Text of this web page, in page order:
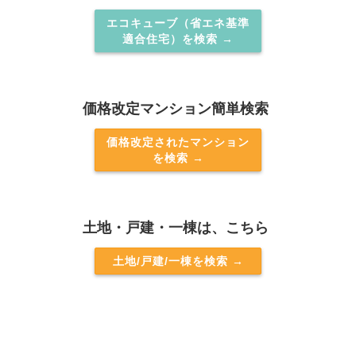
エコキューブ（省エネ基準
適合住宅）を検索 →
価格改定マンション簡単検索
価格改定されたマンション
を検索 →
土地・戸建・一棟は、こちら
土地/戸建/一棟を検索 →